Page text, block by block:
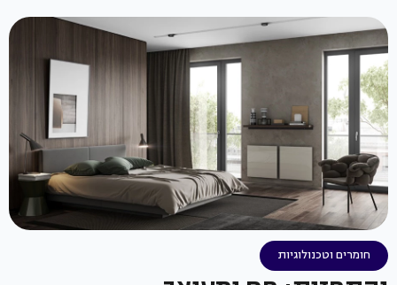
חומרים וטכנולוגיות